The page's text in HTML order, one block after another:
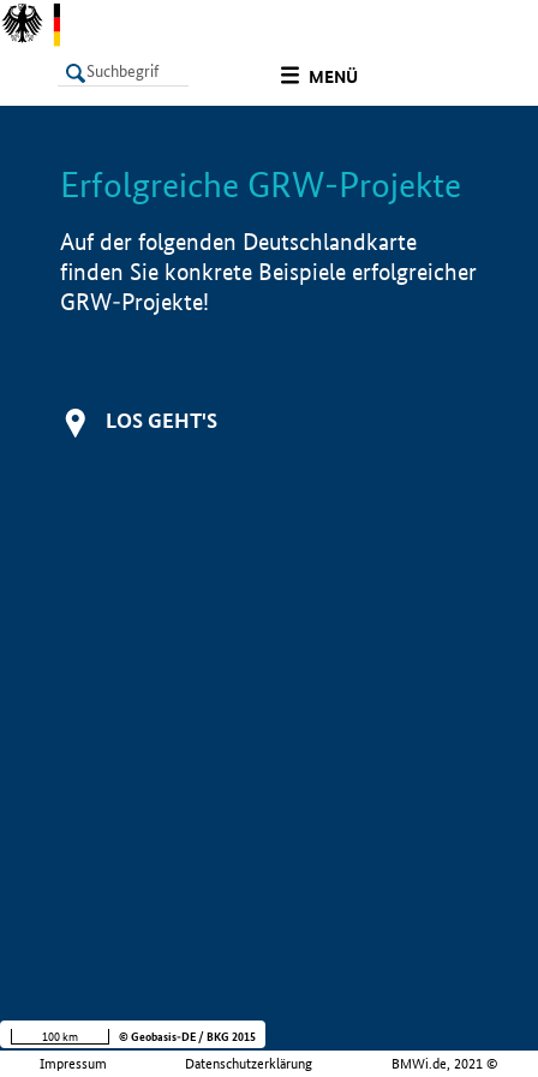
MENÜ
LISTE Info
Erfolgreiche GRW-Projekte
Auf der folgenden Deutschlandkarte
finden Sie konkrete Beispiele erfolgreicher
GRW-Projekte!
LOS GEHT'S
Impressum Datenschutzerklärung BMWi.de, 2021 ©
100 km © Geobasis-DE / BKG 2015